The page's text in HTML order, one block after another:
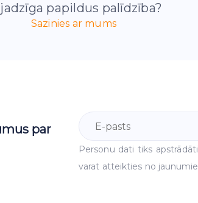
papildus palīdzība?
Sazinies ar mums
par
Personu dati tiks
varat atteikties no